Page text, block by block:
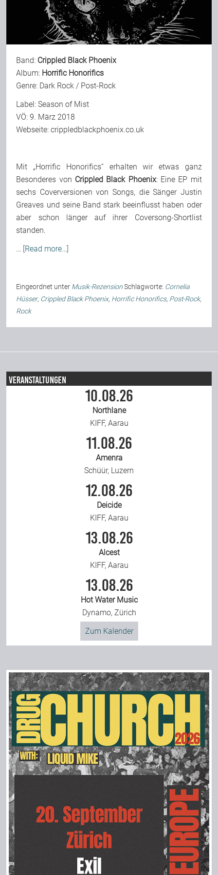
Bild-Archiv
Rezensionen
Musik
Alles andere
Backstage
Kontakt
Team
Support Us
Playlisten
Band: Crippled Black Phoenix
Album: Horrific Honorifics
Genre: Dark Rock / Post-Rock
Label: Season of Mist
VÖ: 9. März 2018
Webseite:crippledblackphoenix.co.uk
Mit „Horrific Honorifics“ erhalten wir etwas ganz
Besonderes von Crippled Black Phoenix: Eine EP mit
sechs Coverversionen von Songs, die Sänger Justin
Greaves und seine Band stark beeinflusst haben oder
aber schon länger auf ihrer Coversong-Shortlist
standen.
… [Read more…]
Eingeordnet unter Musik-Rezension Schlagworte: Cornelia
Hüsser, Crippled Black Phoenix, Horrific Honorifics, Post-Rock,
Rock
Veranstaltungen
10.08.26
Northlane
KIFF, Aarau
11.08.26
Amenra
Schüür, Luzern
12.08.26
Deicide
KIFF, Aarau
13.08.26
Alcest
KIFF, Aarau
13.08.26
Hot Water Music
Dynamo, Zürich
Zum Kalender